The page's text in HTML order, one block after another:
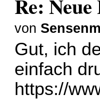
Re:
von
Gut, ich
einfach
https://